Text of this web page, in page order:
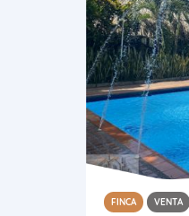
FINCA VENTA